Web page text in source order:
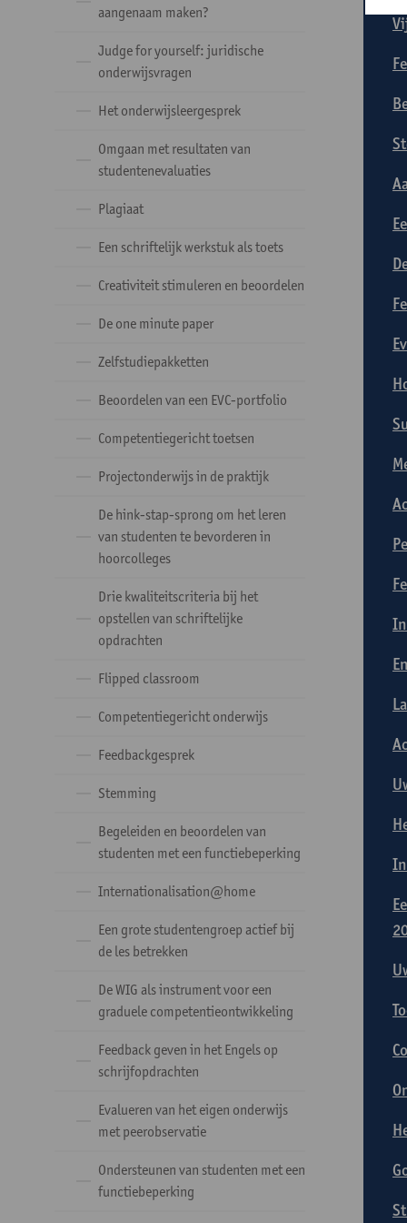
aangenaam maken?
Judge for yourself: juridische
onderwijsvragen
Het onderwijsleergesprek
Omgaan met resultaten van
studentenevaluaties
Plagiaat
Een schriftelijk werkstuk als toets
Creativiteit stimuleren en beoordelen
De one minute paper
Zelfstudiepakketten
Beoordelen van een EVC-portfolio
Competentiegericht toetsen
Projectonderwijs in de praktijk
De hink-stap-sprong om het leren
van studenten te bevorderen in
hoorcolleges
Drie kwaliteitscriteria bij het
opstellen van schriftelijke
opdrachten
Flipped classroom
Competentiegericht onderwijs
Feedbackgesprek
Stemming
Begeleiden en beoordelen van
studenten met een functiebeperking
Internationalisation@home
Een grote studentengroep actief bij
de les betrekken
De WIG als instrument voor een
graduele competentieontwikkeling
Feedback geven in het Engels op
schrijfopdrachten
Evalueren van het eigen onderwijs
met peerobservatie
Ondersteunen van studenten met een
functiebeperking